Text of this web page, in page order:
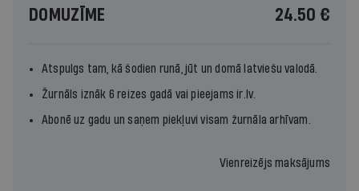
DOMUZĪME 24.50 €
Atspulgs tam, kā šodien runā, jūt un domā latviešu valodā.
Žurnāls iznāk 6 reizes gadā vai pieejams ir.lv.
Abonē uz gadu un saņem piekļuvi visam žurnāla arhīvam.
Vienreizējs maksājums